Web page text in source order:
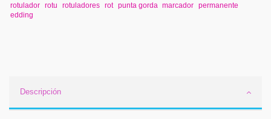
rotulador rotu rotuladores rot punta gorda marcador permanente
edding
Descripción